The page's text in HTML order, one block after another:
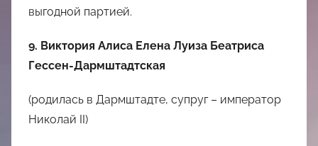
выгодной партией.
9. Виктория Алиса Елена Луиза Беатриса
Гессен-Дармштадтская
(родилась в Дармштадте, супруг – император
Николай II)